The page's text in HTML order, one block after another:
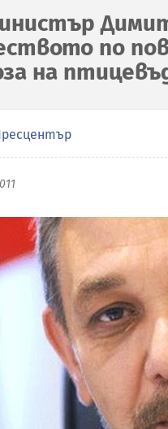
по
на